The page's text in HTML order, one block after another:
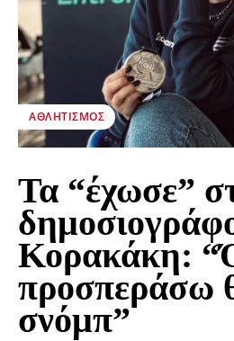
ΑΘΛΗΤΙΣΜΌΣ
Τα “έχωσε”
Κορακάκη:
προσπεράσω
σνόμπ”